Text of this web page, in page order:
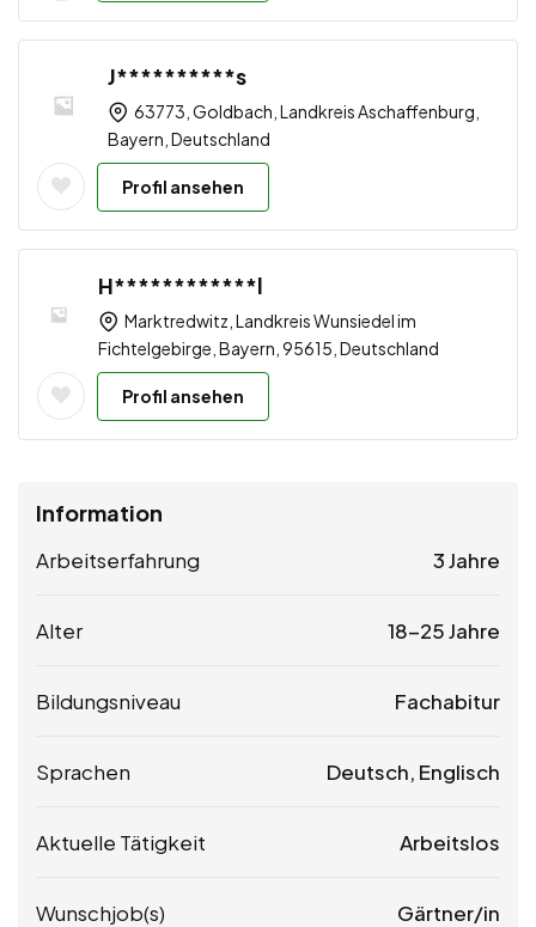
J**********s
63773, Goldbach, Landkreis Aschaffenburg,
Bayern, Deutschland
Profil ansehen
H************l
Marktredwitz, Landkreis Wunsiedel im
Fichtelgebirge, Bayern, 95615, Deutschland
Profil ansehen
Information
Arbeitserfahrung 3 Jahre
Alter 18-25 Jahre
Bildungsniveau Fachabitur
Sprachen Deutsch, Englisch
Aktuelle Tätigkeit Arbeitslos
Wunschjob(s) Gärtner/in